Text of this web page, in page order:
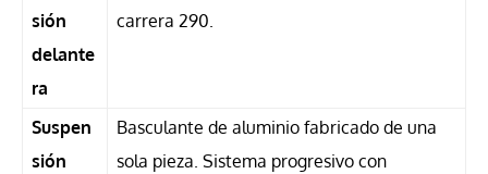
sión
delante
ra
carrera 290.
Suspen
sión
Basculante de aluminio fabricado de una
sola pieza. Sistema progresivo con